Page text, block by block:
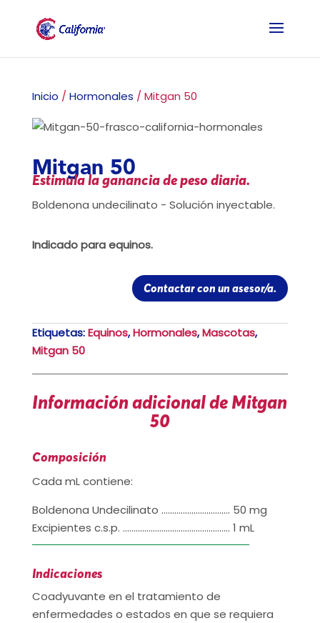
Inicio / Hormonales / Mitgan 50
Mitgan 50
Estimula la ganancia de peso diaria.
Boldenona undecilinato - Solución inyectable.
Indicado para equinos.
Contactar con un asesor/a.
Etiquetas:Equinos,Hormonales,Mascotas,
Mitgan 50
Información adicional de Mitgan
50
Composición
Cada mL contiene:
Boldenona Undecilinato ………………………….. 50 mg
Excipientes c.s.p. ………………………………………….. 1 mL
Indicaciones
Coadyuvante en el tratamiento de
enfermedades o estados en que se requiera